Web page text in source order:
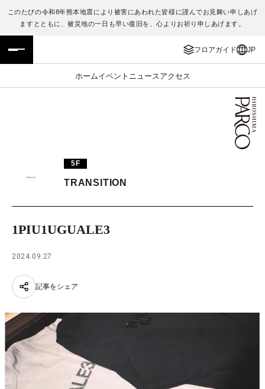
このたびの令和8年熊本地震により被害にあわれた皆様に謹んでお見舞い申しあげ
ますとともに、被災地の一日も早い復旧を、心よりお祈り申しあげます。
フロアガイド JP
ホームイベント ニュース アクセス
フロアガイド
施設案内・アクセス
TAX FREE
ENGLISH
繁体字
日本語
5F
TRANSITION
1PIU1UGUALE3
2024.09.27
記事をシェア